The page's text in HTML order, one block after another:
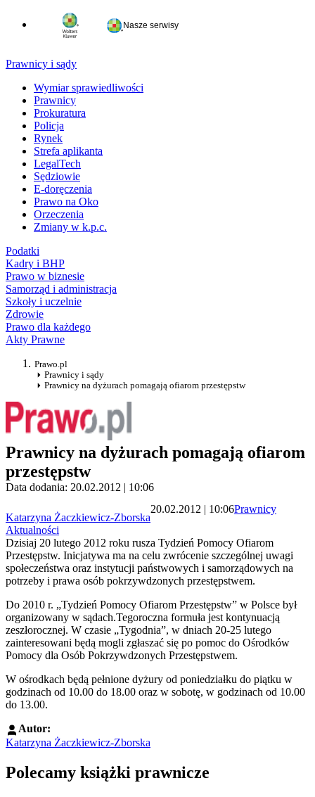
Nasze serwisy
Prawnicy i sądy
Wymiar sprawiedliwości
Prawnicy
Prokuratura
Policja
Rynek
Strefa aplikanta
LegalTech
Sędziowie
E-doręczenia
Prawo na Oko
Orzeczenia
Zmiany w k.p.c.
Podatki
Kadry i BHP
Prawo w biznesie
Samorząd i administracja
Szkoły i uczelnie
Zdrowie
Prawo dla każdego
Akty Prawne
Prawo.pl
Prawnicy i sądy
Prawnicy na dyżurach pomagają ofiarom przestępstw
Prawnicy na dyżurach pomagają ofiarom
przestępstw
Data dodania: 20.02.2012 | 10:06
Katarzyna Żaczkiewicz-Zborska
20.02.2012 | 10:06Prawnicy
Aktualności
Dzisiaj 20 lutego 2012 roku rusza Tydzień Pomocy Ofiarom
Przestępstw. Inicjatywa ma na celu zwrócenie szczególnej uwagi
społeczeństwa oraz instytucji państwowych i samorządowych na
potrzeby i prawa osób pokrzywdzonych przestępstwem.
Do 2010 r. „Tydzień Pomocy Ofiarom Przestępstw” w Polsce był
organizowany w sądach.Tegoroczna formuła jest kontynuacją
zeszłorocznej. W czasie „Tygodnia”, w dniach 20-25 lutego
zainteresowani będą mogli zgłaszać się po pomoc do Ośrodków
Pomocy dla Osób Pokrzywdzonych Przestępstwem.
W ośrodkach będą pełnione dyżury od poniedziałku do piątku w
godzinach od 10.00 do 18.00 oraz w sobotę, w godzinach od 10.00
do 13.00.
Autor:
Katarzyna Żaczkiewicz-Zborska
Polecamy książki prawnicze